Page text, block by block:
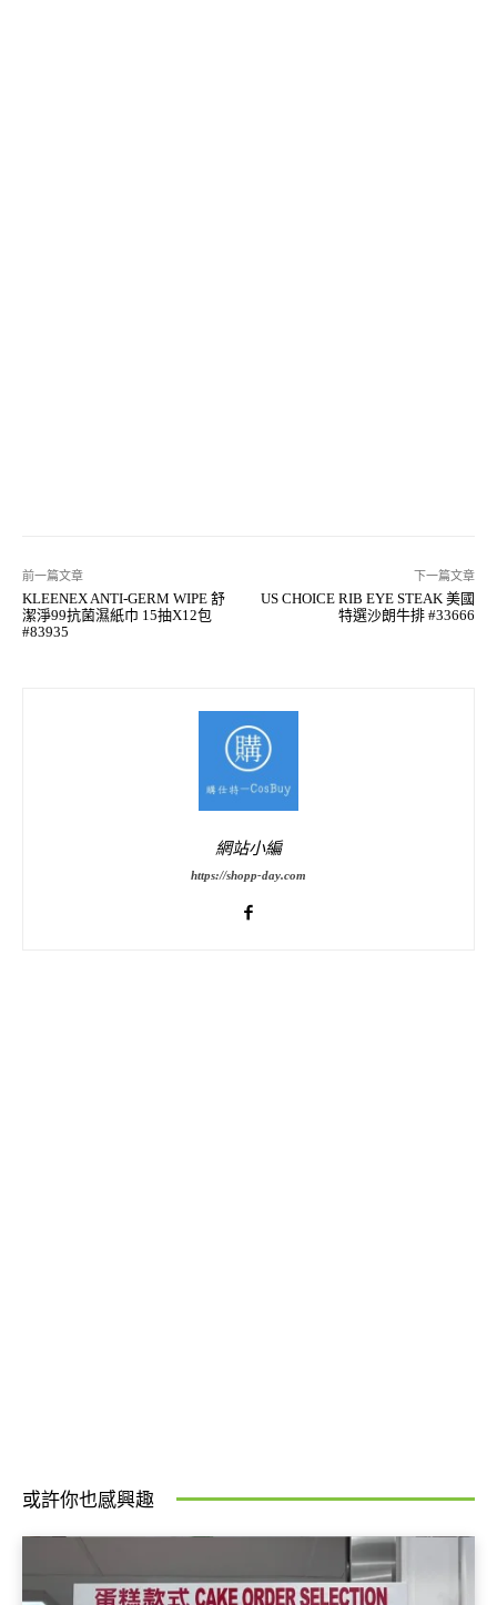
前一篇文章
KLEENEX ANTI-GERM WIPE 舒
潔淨99抗菌濕紙巾 15抽X12包
#83935
下一篇文章
US CHOICE RIB EYE STEAK 美國
特選沙朗牛排 #33666
網站小編
https://shopp-day.com
或許你也感興趣